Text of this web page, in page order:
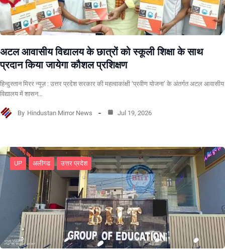
अटल आवासीय विद्यालय के छात्रों को स्कूली शिक्षा के साथ
प्रदान किया जायेगा कौशल प्रशिक्षण
हिन्दुस्तान मिरर न्यूज़ : उत्तर प्रदेश सरकार की महत्वाकांक्षी ‘प्रवीण योजना’ के अंतर्गत अटल आवासीय
विद्यालय में शासन…
By Hindustan Mirror News Jul 19, 2026
UP अलीगढ उत्तर प्रदेश